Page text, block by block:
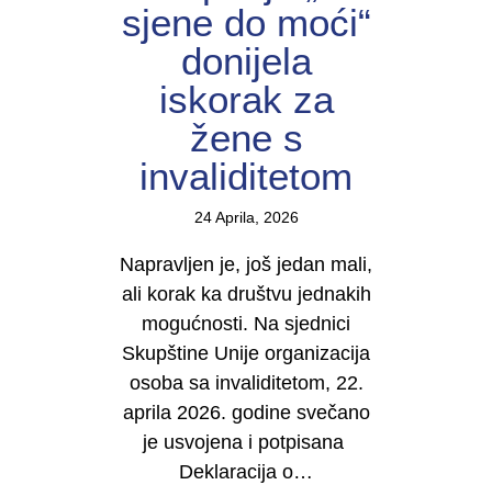
sjene do moći“
donijela
iskorak za
žene s
invaliditetom
24 Aprila, 2026
Napravljen je, još jedan mali,
ali korak ka društvu jednakih
mogućnosti. Na sjednici
Skupštine Unije organizacija
osoba sa invaliditetom, 22.
aprila 2026. godine svečano
je usvojena i potpisana
Deklaracija o…